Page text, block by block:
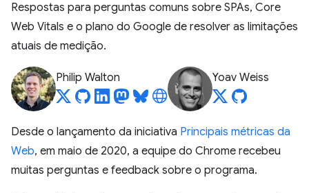
Respostas para perguntas comuns sobre SPAs, Core
Web Vitals e o plano do Google de resolver as limitações
atuais de medição.
Philip Walton Yoav Weiss
Desde o lançamento da iniciativa Principais métricas da
Web, em maio de 2020, a equipe do Chrome recebeu
muitas perguntas e feedback sobre o programa.